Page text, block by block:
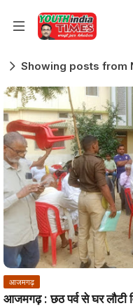
Showing posts from
आजमगढ़
आजमगढ़ : छठ पर्व से घर लौटी